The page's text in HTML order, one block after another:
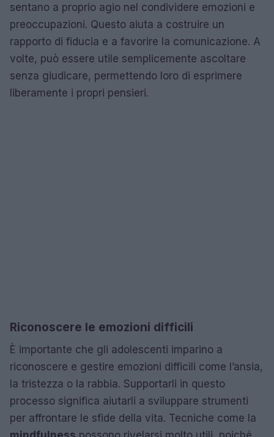
sentano a proprio agio nel condividere emozioni e
preoccupazioni. Questo aiuta a costruire un
rapporto di fiducia e a favorire la comunicazione. A
volte, può essere utile semplicemente ascoltare
senza giudicare, permettendo loro di esprimere
liberamente i propri pensieri.
Riconoscere le emozioni difficili
È importante che gli adolescenti imparino a
riconoscere e gestire emozioni difficili come l’ansia,
la tristezza o la rabbia. Supportarli in questo
processo significa aiutarli a sviluppare strumenti
per affrontare le sfide della vita. Tecniche come la